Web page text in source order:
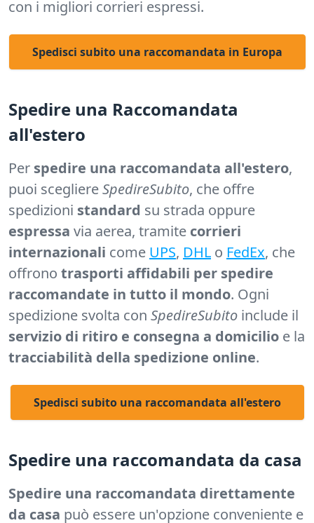
con i migliori corrieri espressi.
Spedisci subito una raccomandata in Europa
Spedire una Raccomandata
all'estero
Per spedire una raccomandata all'estero,
puoi scegliereSpedireSubito, che offre
spedizioni standard su strada oppure
espressa via aerea, tramite corrieri
internazionali come UPS, DHL o FedEx, che
offrono trasporti affidabili per spedire
raccomandate in tutto il mondo. Ogni
spedizione svolta con SpedireSubito include il
servizio di ritiro e consegna a domicilio e la
tracciabilità della spedizione online.
Spedisci subito una raccomandata all'estero
Spedire una raccomandata da casa
Spedire una raccomandata direttamente
da casa può essere un'opzione conveniente e